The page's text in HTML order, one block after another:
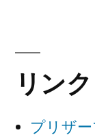
ー
シ
ョ
リンク
プリザ